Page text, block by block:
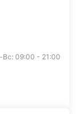
Вс: 09:00 - 21:00